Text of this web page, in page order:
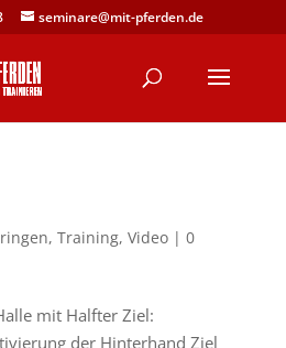
seminare@mit-pferden.de
, Training, Video| 0
mit Halfter Ziel:
der Hinterhand Ziel